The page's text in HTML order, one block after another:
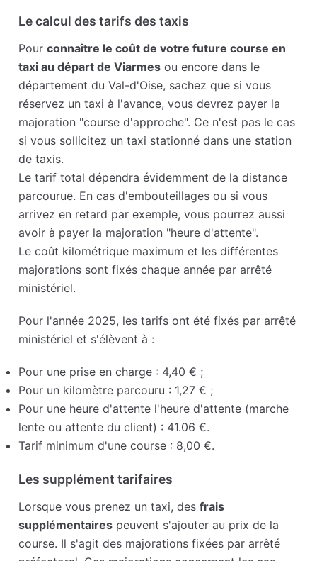
Le calcul des tarifs des taxis
Pourconnaître le coût de votre future course en
taxi au départ de Viarmes ou encore dans le
département du Val-d'Oise, sachez que si vous
réservez un taxi à l'avance, vous devrez payer la
majoration "course d'approche". Ce n'est pas le cas
si vous sollicitez un taxi stationné dans une station
de taxis.
Le tarif total dépendra évidemment de la distance
parcourue. En cas d'embouteillages ou si vous
arrivez en retard par exemple, vous pourrez aussi
avoir à payer la majoration "heure d'attente".
Le coût kilométrique maximum et les différentes
majorations sont fixés chaque année par arrêté
ministériel.
Pour l'année 2025, les tarifs ont été fixés par arrêté
ministériel et s'élèvent à :
Pour une prise en charge : 4,40 € ;
Pour un kilomètre parcouru : 1,27 € ;
Pour une heure d'attente l'heure d'attente (marche
lente ou attente du client) : 41.06 €.
Tarif minimum d'une course : 8,00 €.
Les supplément tarifaires
Lorsque vous prenez un taxi, desfrais
supplémentaires peuvent s'ajouter au prix de la
course. Il s'agit des majorations fixées par arrêté